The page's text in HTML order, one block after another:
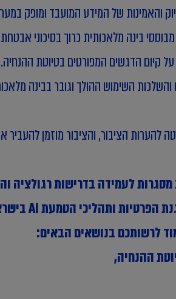
והאמינות של המידע המועבד ומופק
בינה מלאכותית כרוך בסיכוני
על קיום הדגשים המפורטים בטיוטת ההנחיה.
השימוש ההולך וגובר בבינה
הציבור, והציבור מוזמן להעביר את
לרשותכם בנושאים הבאים:
ההנחיה,